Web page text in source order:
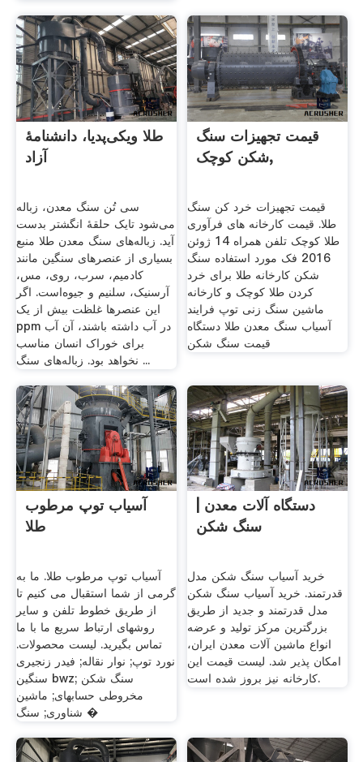
طلا ویکی‌پدیا، دانشنامهٔ
آزاد
سی تُن سنگ معدن، زباله
می‌شود تایک حلقهٔ انگشتر بدست
آید. زباله‌های سنگ معدن طلا منبع
بسیاری از عنصرهای سنگین مانند
کادمیم، سرب، روی، مس،
آرسنیک، سلنیم و جیوه‌است. اگر
این عنصرها غلظت بیش از یک
ppm در آب داشته باشند، آن آب
برای خوراک انسان مناسب
نخواهد بود. زباله‌های سنگ ...
قیمت تجهیزات سنگ
شکن کوچک,
قیمت تجهیزات خرد کن سنگ
طلا. قیمت کارخانه های فرآوری
طلا کوچک تلفن همراه 14 ژوئن
2016 فک مورد استفاده سنگ
شکن کارخانه طلا برای خرد
کردن طلا کوچک و کارخانه
ماشین سنگ زنی توپ فرایند
آسیاب سنگ معدن طلا دستگاه
قیمت سنگ شکن
آسیاب توپ مرطوب
طلا
آسیاب توپ مرطوب طلا. ما به
گرمی از شما استقبال می کنیم تا
از طریق خطوط تلفن و سایر
روشهای ارتباط سریع ما با ما
تماس بگیرید. لیست محصولات.
نورد توپ; نوار نقاله; فیدر زنجیری
سنگین bwz; سنگ شکن
مخروطی حسابهای; ماشین
شناوری; سنگ �
دستگاه آلات معدن |
سنگ شکن
خرید آسیاب سنگ شکن مدل
قدرتمند. خرید آسیاب سنگ شکن
مدل قدرتمند و جدید از طریق
بزرگترین مرکز تولید و عرضه
انواع ماشین آلات معدن ایران،
امکان پذیر شد. لیست قیمت این
کارخانه نیز بروز شده است.